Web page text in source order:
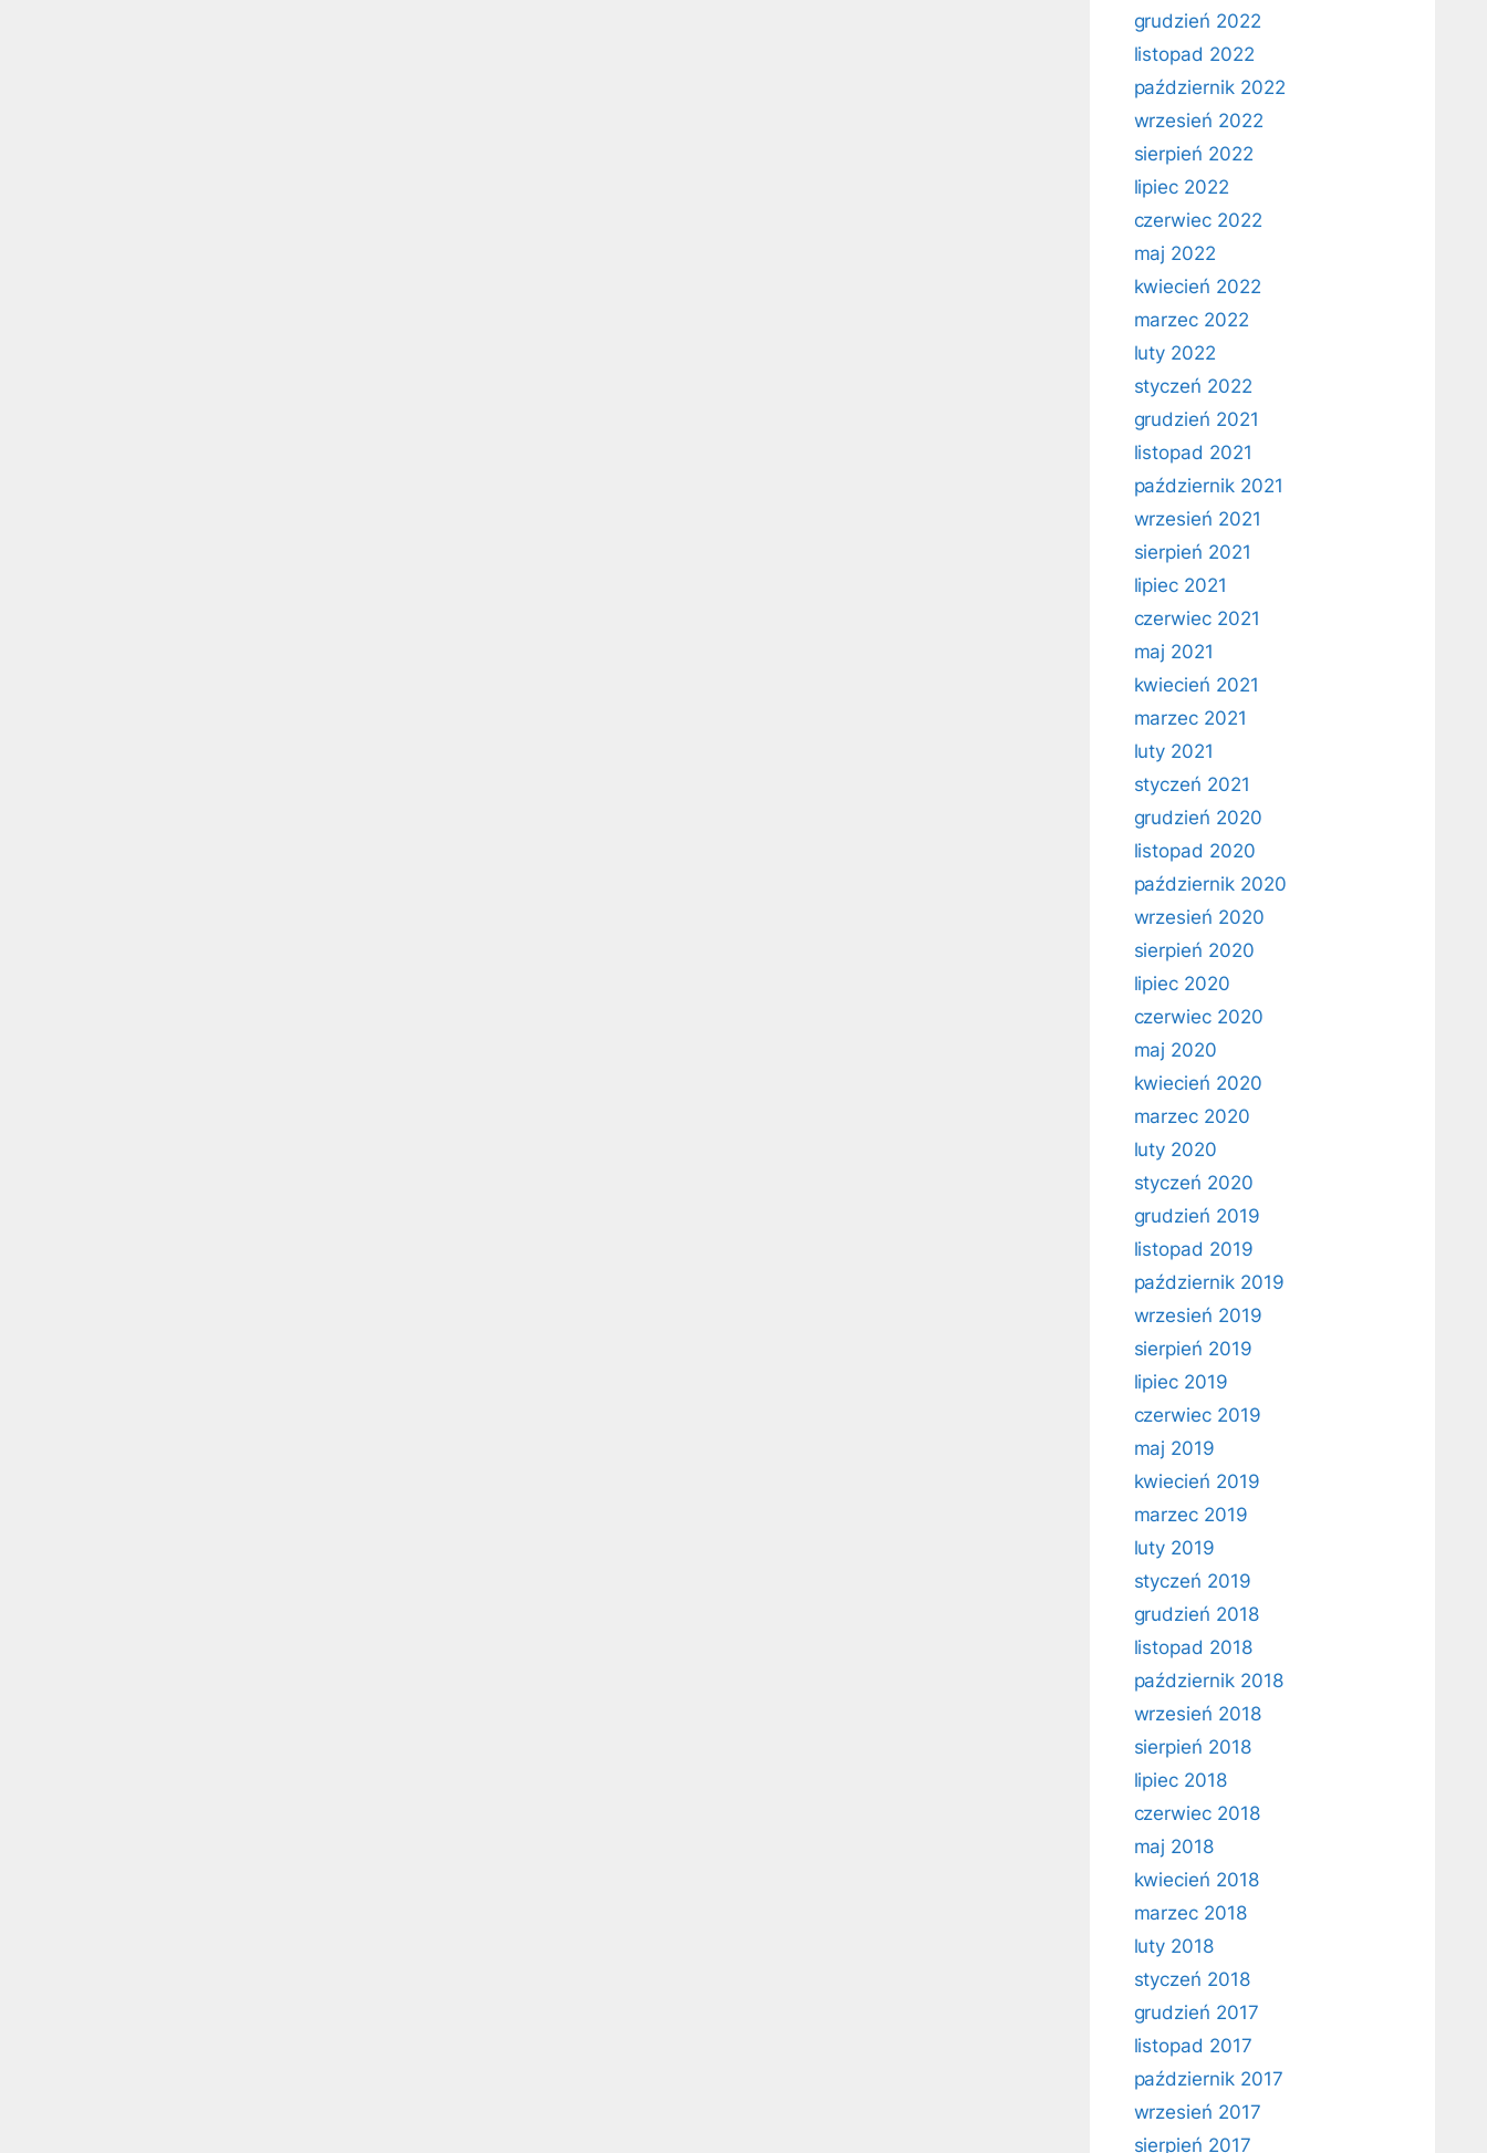
grudzień 2022
listopad 2022
październik 2022
wrzesień 2022
sierpień 2022
lipiec 2022
czerwiec 2022
maj 2022
kwiecień 2022
marzec 2022
luty 2022
styczeń 2022
grudzień 2021
listopad 2021
październik 2021
wrzesień 2021
sierpień 2021
lipiec 2021
czerwiec 2021
maj 2021
kwiecień 2021
marzec 2021
luty 2021
styczeń 2021
grudzień 2020
listopad 2020
październik 2020
wrzesień 2020
sierpień 2020
lipiec 2020
czerwiec 2020
maj 2020
kwiecień 2020
marzec 2020
luty 2020
styczeń 2020
grudzień 2019
listopad 2019
październik 2019
wrzesień 2019
sierpień 2019
lipiec 2019
czerwiec 2019
maj 2019
kwiecień 2019
marzec 2019
luty 2019
styczeń 2019
grudzień 2018
listopad 2018
październik 2018
wrzesień 2018
sierpień 2018
lipiec 2018
czerwiec 2018
maj 2018
kwiecień 2018
marzec 2018
luty 2018
styczeń 2018
grudzień 2017
listopad 2017
październik 2017
wrzesień 2017
sierpień 2017